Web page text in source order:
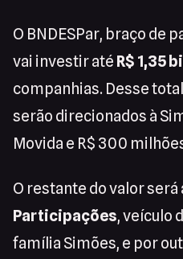
O BNDESPar, braço de
vai investir até R$ 1,35
companhias. Desse
serão direcionados à
Movida e R$ 300
O restante do valor
Participações, veículo
família Simões, e por